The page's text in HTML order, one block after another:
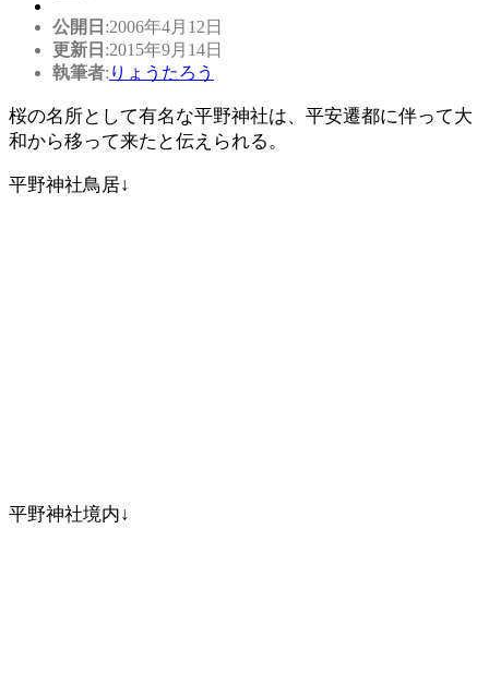
公開日 :2006年4月12日
更新日 :2015年9月14日
執筆者: りょうたろう
桜の名所として有名な平野神社は、平安遷都に伴って大
和から移って来たと伝えられる。
平野神社鳥居↓
平野神社境内↓